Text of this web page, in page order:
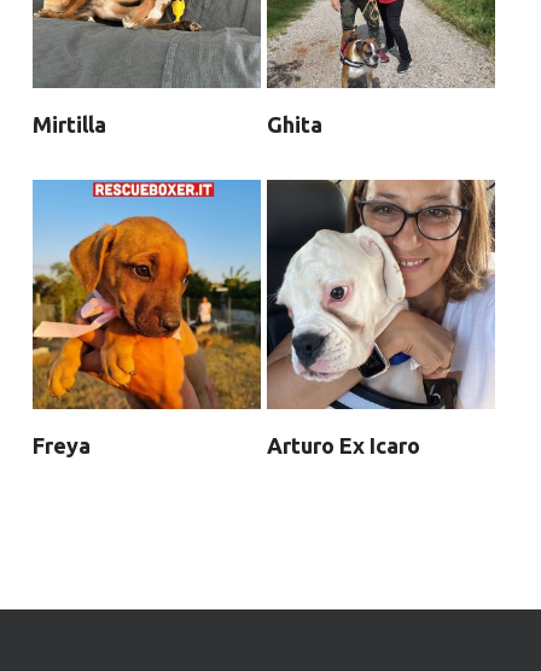
Mirtilla Ghita
Freya Arturo Ex Icaro